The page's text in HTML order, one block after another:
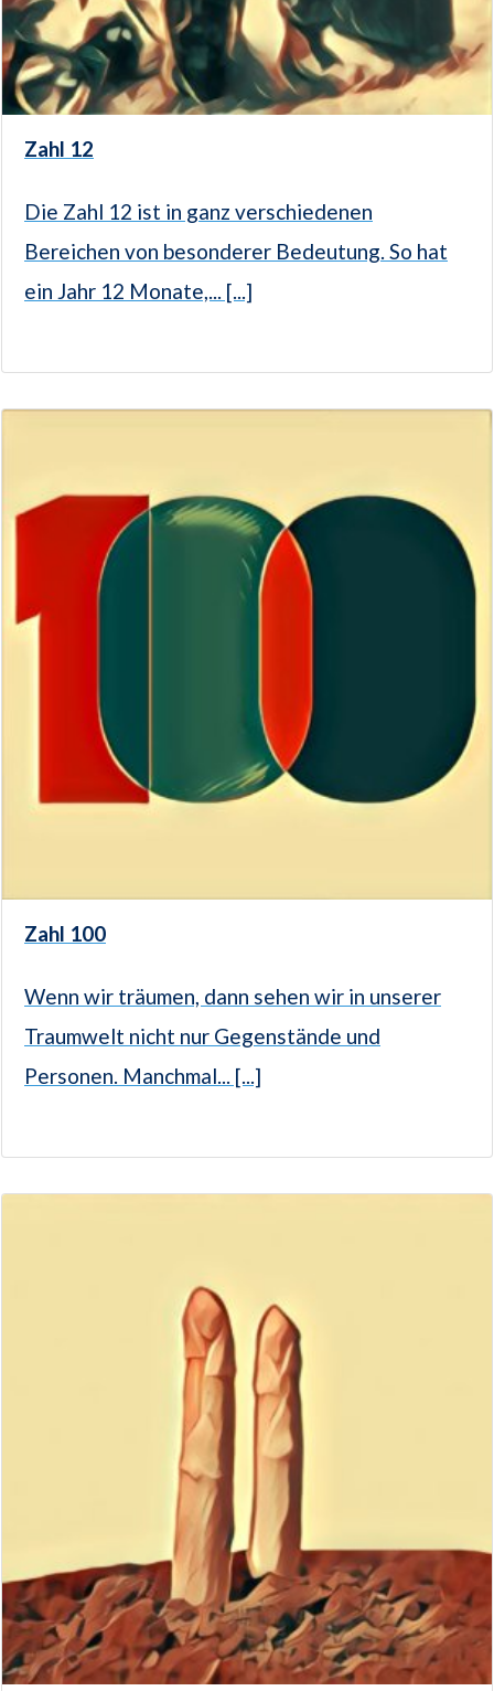
Zahl 12
Die Zahl 12 ist in ganz verschiedenen
Bereichen von besonderer Bedeutung. So hat
ein Jahr 12 Monate,... [...]
Zahl 100
Wenn wir träumen, dann sehen wir in unserer
Traumwelt nicht nur Gegenstände und
Personen. Manchmal... [...]